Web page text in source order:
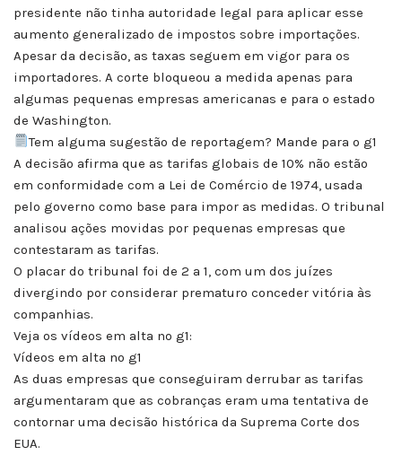
presidente não tinha autoridade legal para aplicar esse
aumento generalizado de impostos sobre importações.
Apesar da decisão, as taxas seguem em vigor para os
importadores. A corte bloqueou a medida apenas para
algumas pequenas empresas americanas e para o estado
de Washington.
Tem alguma sugestão de reportagem? Mande para o g1
A decisão afirma que as tarifas globais de 10% não estão
em conformidade com a Lei de Comércio de 1974, usada
pelo governo como base para impor as medidas. O tribunal
analisou ações movidas por pequenas empresas que
contestaram as tarifas.
O placar do tribunal foi de 2 a 1, com um dos juízes
divergindo por considerar prematuro conceder vitória às
companhias.
Veja os vídeos em alta no g1:
Vídeos em alta no g1
As duas empresas que conseguiram derrubar as tarifas
argumentaram que as cobranças eram uma tentativa de
contornar uma decisão histórica da Suprema Corte dos
EUA.